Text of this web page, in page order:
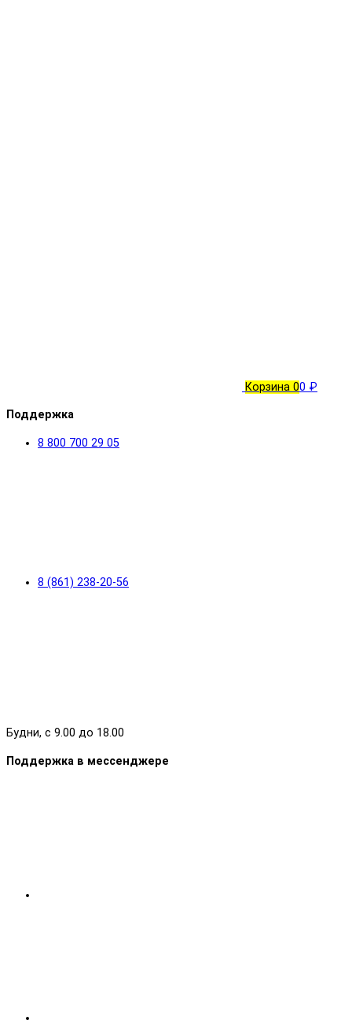
Корзина 00 ₽
Поддержка
8 800 700 29 05
8 (861) 238-20-56
Будни, с 9.00 до 18.00
Поддержка в мессенджере